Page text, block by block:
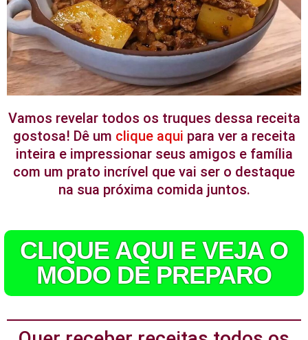
Vamos revelar todos os truques dessa receita
gostosa! Dê um clique aqui para ver a receita
inteira e impressionar seus amigos e família
com um prato incrível que vai ser o destaque
na sua próxima comida juntos.
CLIQUE AQUI E VEJA O
MODO DE PREPARO